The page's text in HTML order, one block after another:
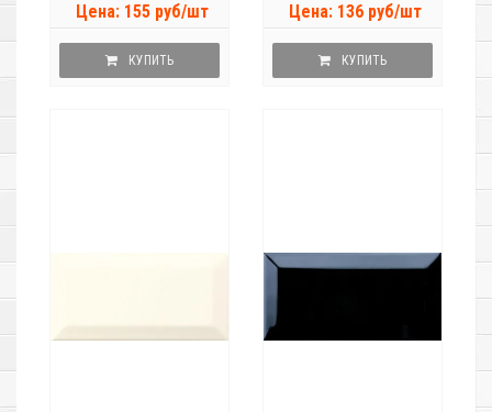
Цена: 155 руб/шт
КУПИТЬ
Цена: 136 руб/шт
КУПИТЬ